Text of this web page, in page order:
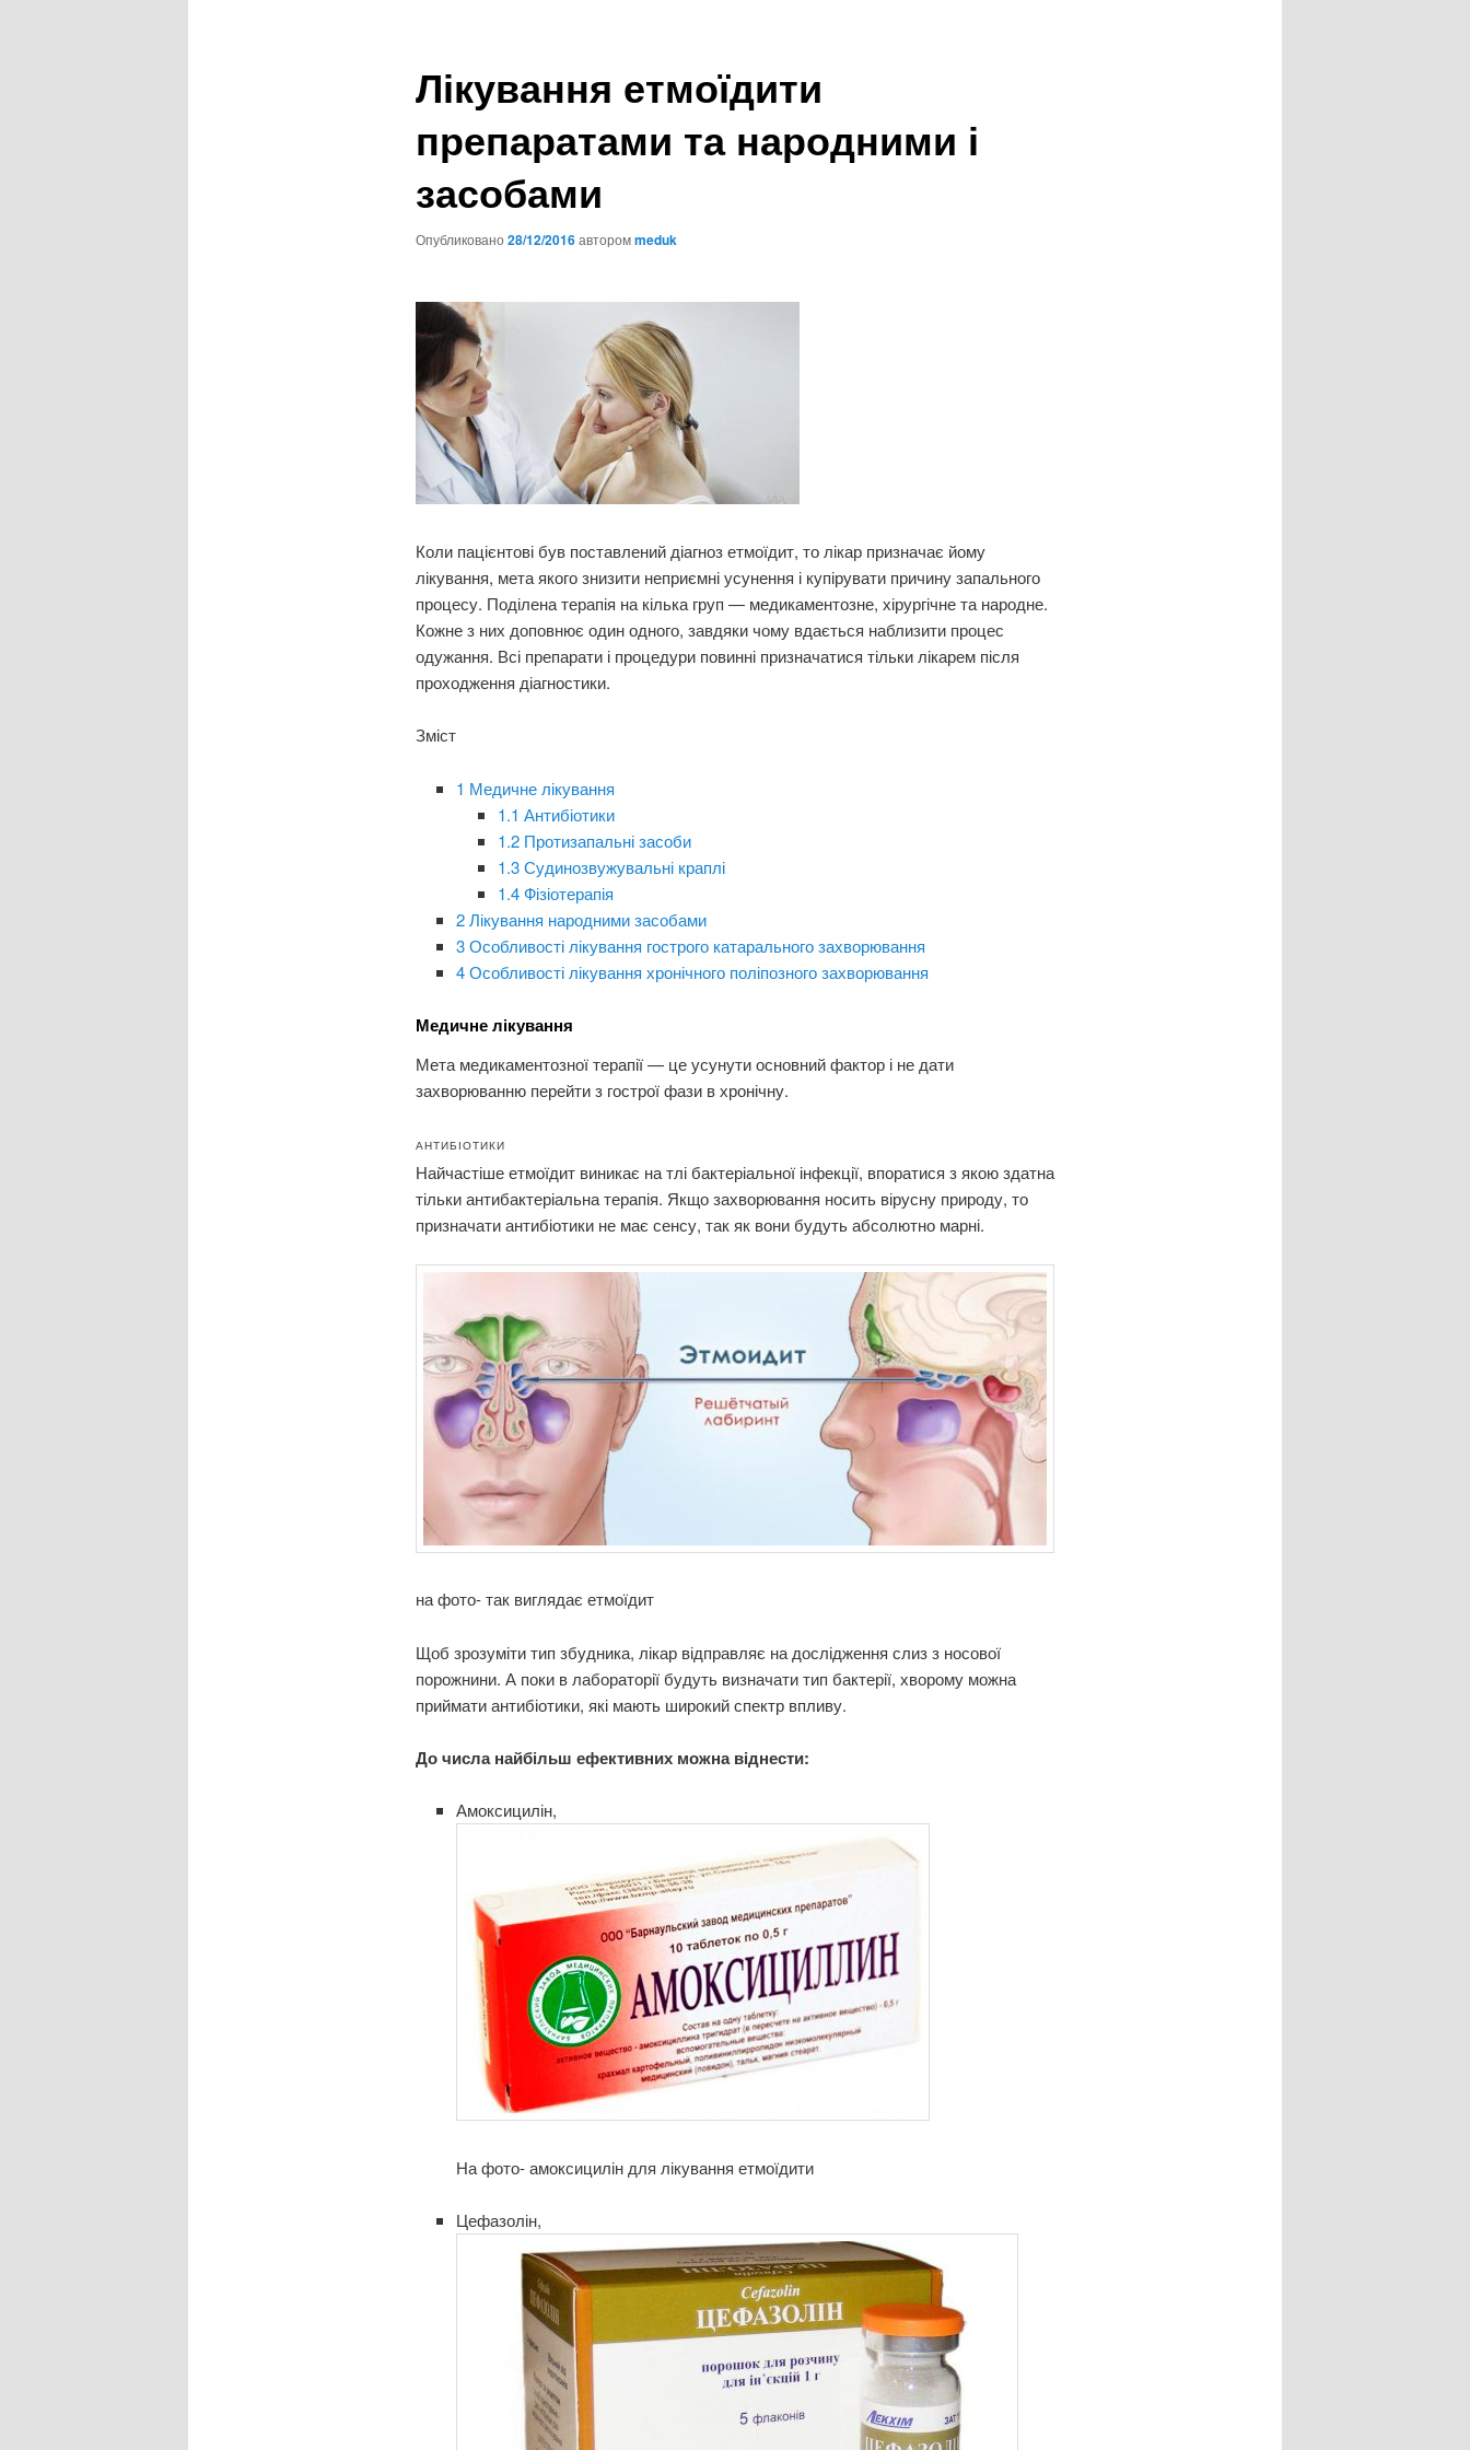
Лікування етмоїдити
препаратами та народними і
засобами
Опубликовано 28/12/2016авторомmeduk
Коли пацієнтові був поставлений діагноз етмоїдит, то лікар призначає йому
лікування, мета якого знизити неприємні усунення і купірувати причину запального
процесу. Поділена терапія на кілька груп — медикаментозне, хірургічне та народне.
Кожне з них доповнює один одного, завдяки чому вдається наблизити процес
одужання. Всі препарати і процедури повинні призначатися тільки лікарем після
проходження діагностики.
Зміст
1 Медичне лікування
1.1 Антибіотики
1.2 Протизапальні засоби
1.3Судинозвужувальні краплі
1.4Фізіотерапія
2Лікування народними засобами
3Особливості лікування гострого катарального захворювання
4Особливості лікування хронічного поліпозного захворювання
Медичне лікування
Мета медикаментозної терапії — це усунути основний фактор і не дати
захворюванню перейти з гострої фази в хронічну.
АНТИБІОТИКИ
Найчастіше етмоїдит виникає на тлі бактеріальної інфекції, впоратися з якою здатна
тільки антибактеріальна терапія. Якщо захворювання носить вірусну природу, то
призначати антибіотики не має сенсу, так як вони будуть абсолютно марні.
на фото- так виглядає етмоїдит
Щоб зрозуміти тип збудника, лікар відправляє на дослідження слиз з носової
порожнини. А поки в лабораторії будуть визначати тип бактерії, хворому можна
приймати антибіотики, які мають широкий спектр впливу.
До числа найбільш ефективних можна віднести:
Амоксицилін,
На фото- амоксицилін для лікування етмоїдити
Цефазолін,